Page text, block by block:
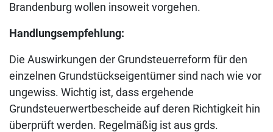
Brandenburg wollen insoweit vorgehen.
Handlungsempfehlung:
Die Auswirkungen der Grundsteuerreform für den
einzelnen Grundstückseigentümer sind nach wie vor
ungewiss. Wichtig ist, dass ergehende
Grundsteuerwertbescheide auf deren Richtigkeit hin
überprüft werden. Regelmäßig ist aus grds.